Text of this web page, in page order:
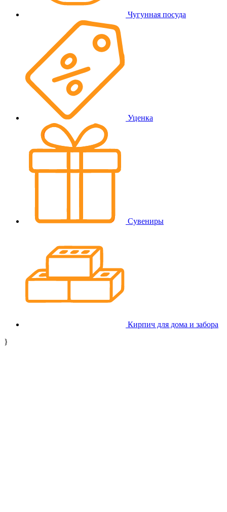
Чугунная посуда
Уценка
Сувениры
Кирпич для дома и забора
}